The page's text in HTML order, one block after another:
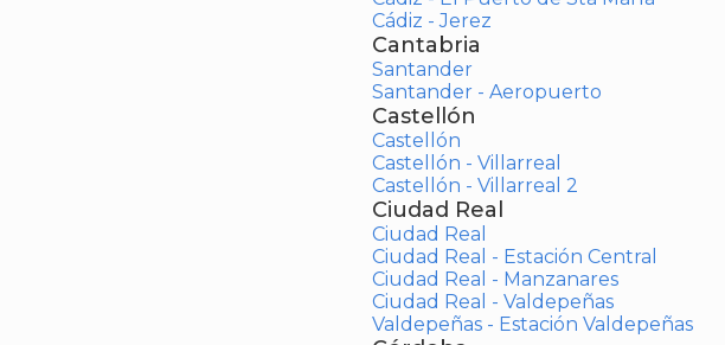
Cádiz - Jerez
Cantabria
Santander
Santander - Aeropuerto
Castellón
Castellón
Castellón - Villarreal
Castellón - Villarreal 2
Ciudad Real
Ciudad Real
Ciudad Real - Estación Central
Ciudad Real - Manzanares
Ciudad Real - Valdepeñas
Valdepeñas - Estación Valdepeñas